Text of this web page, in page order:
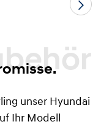
unser Hyundai
Ihr Modell